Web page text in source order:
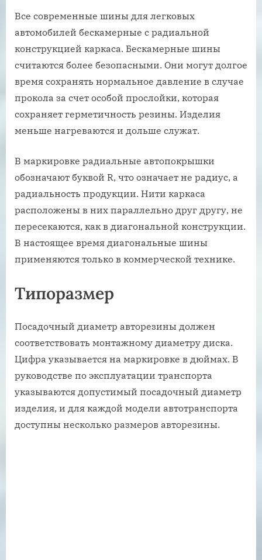
Все современные шины для легковых
автомобилей бескамерные с радиальной
конструкцией каркаса. Бескамерные шины
считаются более безопасными. Они могут долгое
время сохранять нормальное давление в случае
прокола за счет особой прослойки, которая
сохраняет герметичность резины. Изделия
меньше нагреваются и дольше служат.
В маркировке радиальные автопокрышки
обозначают буквой R, что означает не радиус, а
радиальность продукции. Нити каркаса
расположены в них параллельно друг другу, не
пересекаются, как в диагональной конструкции.
В настоящее время диагональные шины
применяются только в коммерческой технике.
Типоразмер
Посадочный диаметр авторезины должен
соответствовать монтажному диаметру диска.
Цифра указывается на маркировке в дюймах. В
руководстве по эксплуатации транспорта
указываются допустимый посадочный диаметр
изделия, и для каждой модели автотранспорта
доступны несколько размеров авторезины.